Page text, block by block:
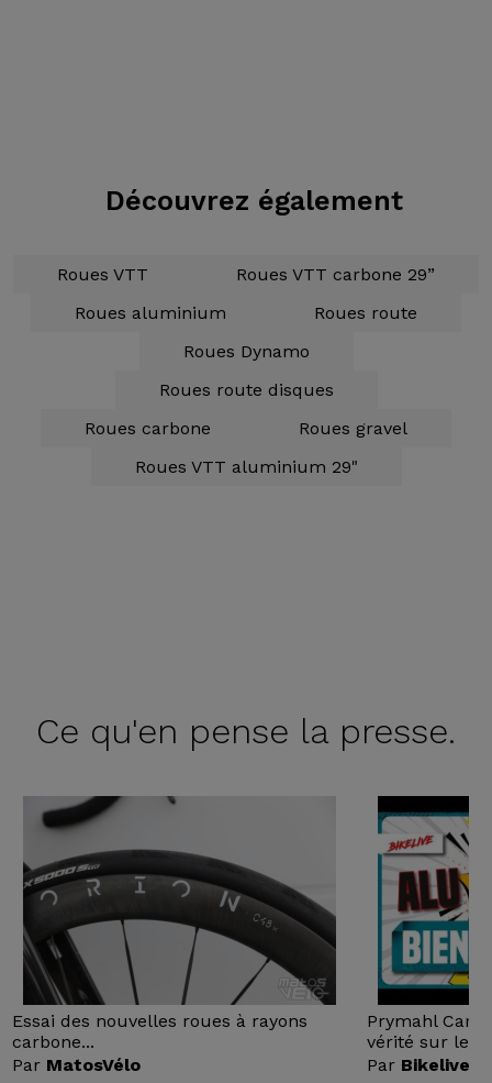
Découvrez également
Roues VTT
Roues VTT carbone 29”
Roues aluminium
Roues route
Roues Dynamo
Roues route disques
Roues carbone
Roues gravel
Roues VTT aluminium 29"
Ce qu'en pense la presse.
Essai des nouvelles roues à rayons
carbone...
Par MatosVélo
Prymahl
vérité sur le...
Par Bikelive